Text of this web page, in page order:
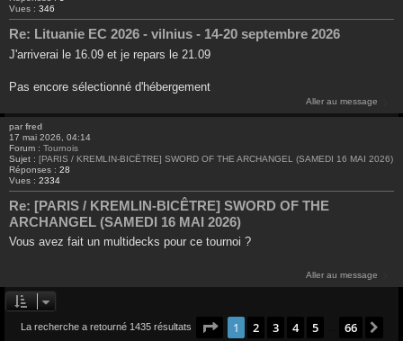
Vues : 346
Re: Lituanie EC 2026 - vilnius - 14-20 septembre 2026
J'arriverai le 16.09 et je repars le 21.09
Pas encore sélectionné d'hébergement
Aller au message
par fred
17 mai 2026, 04:14
Forum : Tournois
Sujet : [PARIS / KREMLIN-BICÊTRE] SWORD OF THE ARCHANGEL (SAMEDI 16 MAI 2026)
Réponses : 28
Vues : 2334
Re: [PARIS / KREMLIN-BICÊTRE] SWORD OF THE
ARCHANGEL (SAMEDI 16 MAI 2026)
Vous avez fait un multidecks pour ce tournoi ?
Aller au message
La recherche a retourné 1435 résultats Page 1sur66
1 2 3 4 5 66